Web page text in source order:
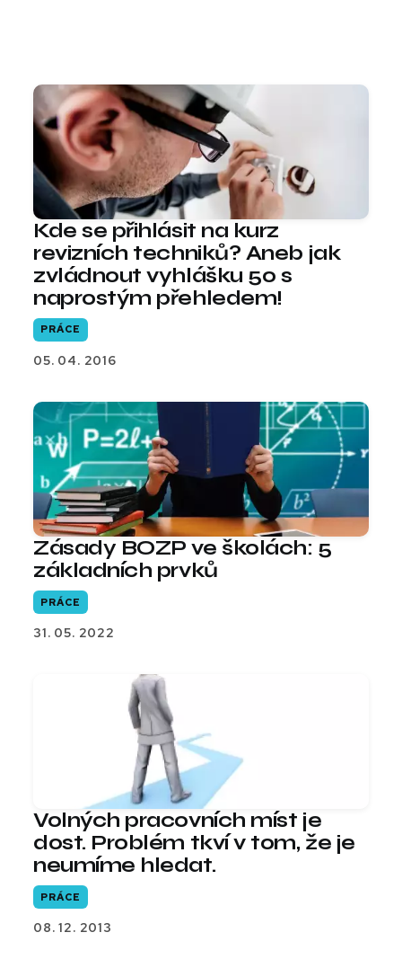
Kde se přihlásit na kurz
revizních techniků? Aneb jak
zvládnout vyhlášku 50 s
naprostým přehledem!
PRÁCE
05. 04. 2016
Zásady BOZP ve školách: 5
základních prvků
PRÁCE
31. 05. 2022
Volných pracovních míst je
dost. Problém tkví v tom, že je
neumíme hledat.
PRÁCE
08. 12. 2013